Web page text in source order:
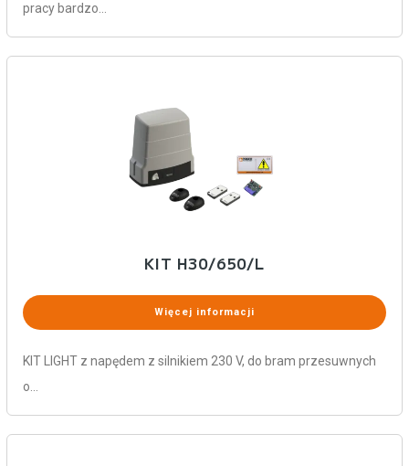
pracy bardzo…
KIT H30/650/L
Więcej informacji
KIT LIGHT z napędem z silnikiem 230 V, do bram przesuwnych
o…